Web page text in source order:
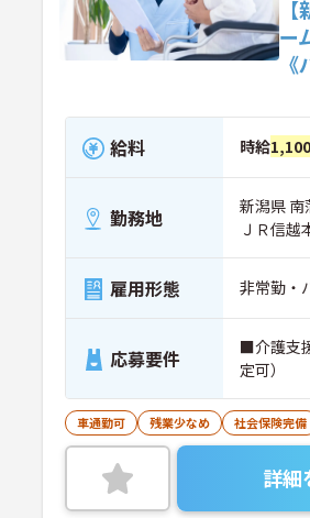
ー
《
給料 時給
勤務地
新潟県 南
ＪＲ信越
雇用形態 非常勤・
応募要件
■介護支
定可）
車通勤可 残業少なめ 社会保険完備
詳細